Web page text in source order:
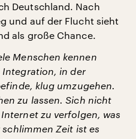
Deutschland. Nach
und auf der Flucht sieht
als große Chance.
Menschen kennen
in der
klug umzugehen.
zu lassen. Sich nicht
zu verfolgen, was
Zeit ist es